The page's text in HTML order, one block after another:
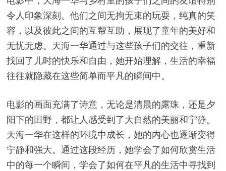
令人印象深刻。他们之间无拘无束的玩耍，纯真的笑
容，以及彼此之间的互帮互助，展现了童年的美好和
无忧无虑。天海一华通过与这些孩子们的交往，重新
找回了儿时的快乐和自由，她开始理解，生活的幸福
往往就隐藏在这些简单而平凡的瞬间中。
电影的画面充满了诗意，无论是清晨的露珠，还是夕
阳下的田野，都让人感受到了大自然的美丽和宁静。
天海一华在这样的环境中成长，她的内心也逐渐变得
宁静和强大。通过这段经历，她学会了如何欣赏生活
中的每一个瞬间，学会了如何在平凡的生活中寻找到